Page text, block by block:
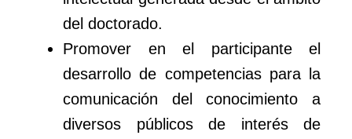
del doctorado.
Promover en el participante el
desarrollo de competencias para la
comunicación del conocimiento a
diversos públicos de interés de